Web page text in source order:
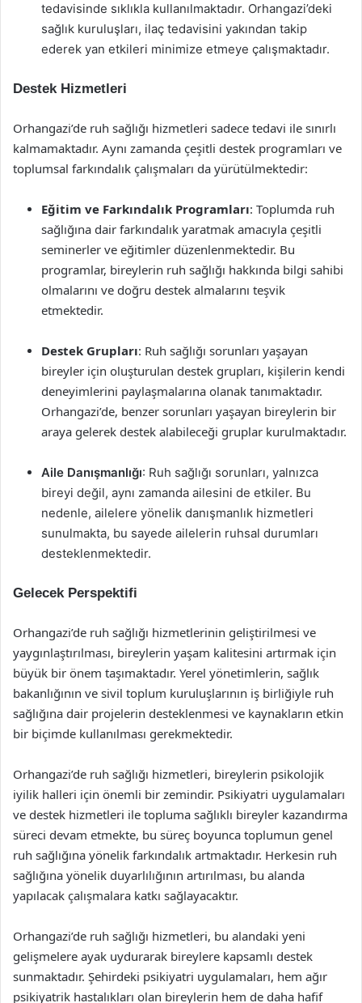
tedavisinde sıklıkla kullanılmaktadır. Orhangazi’deki
sağlık kuruluşları, ilaç tedavisini yakından takip
ederek yan etkileri minimize etmeye çalışmaktadır.
Destek Hizmetleri
Orhangazi’de ruh sağlığı hizmetleri sadece tedavi ile sınırlı
kalmamaktadır. Aynı zamanda çeşitli destek programları ve
toplumsal farkındalık çalışmaları da yürütülmektedir:
Eğitim ve Farkındalık Programları: Toplumda ruh
sağlığına dair farkındalık yaratmak amacıyla çeşitli
seminerler ve eğitimler düzenlenmektedir. Bu
programlar, bireylerin ruh sağlığı hakkında bilgi sahibi
olmalarını ve doğru destek almalarını teşvik
etmektedir.
Destek Grupları: Ruh sağlığı sorunları yaşayan
bireyler için oluşturulan destek grupları, kişilerin kendi
deneyimlerini paylaşmalarına olanak tanımaktadır.
Orhangazi’de, benzer sorunları yaşayan bireylerin bir
araya gelerek destek alabileceği gruplar kurulmaktadır.
Aile Danışmanlığı: Ruh sağlığı sorunları, yalnızca
bireyi değil, aynı zamanda ailesini de etkiler. Bu
nedenle, ailelere yönelik danışmanlık hizmetleri
sunulmakta, bu sayede ailelerin ruhsal durumları
desteklenmektedir.
Gelecek Perspektifi
Orhangazi’de ruh sağlığı hizmetlerinin geliştirilmesi ve
yaygınlaştırılması, bireylerin yaşam kalitesini artırmak için
büyük bir önem taşımaktadır. Yerel yönetimlerin, sağlık
bakanlığının ve sivil toplum kuruluşlarının iş birliğiyle ruh
sağlığına dair projelerin desteklenmesi ve kaynakların etkin
bir biçimde kullanılması gerekmektedir.
Orhangazi’de ruh sağlığı hizmetleri, bireylerin psikolojik
iyilik halleri için önemli bir zemindir. Psikiyatri uygulamaları
ve destek hizmetleri ile topluma sağlıklı bireyler kazandırma
süreci devam etmekte, bu süreç boyunca toplumun genel
ruh sağlığına yönelik farkındalık artmaktadır. Herkesin ruh
sağlığına yönelik duyarlılığının artırılması, bu alanda
yapılacak çalışmalara katkı sağlayacaktır.
Orhangazi’de ruh sağlığı hizmetleri, bu alandaki yeni
gelişmelere ayak uydurarak bireylere kapsamlı destek
sunmaktadır. Şehirdeki psikiyatri uygulamaları, hem ağır
psikiyatrik hastalıkları olan bireylerin hem de daha hafif